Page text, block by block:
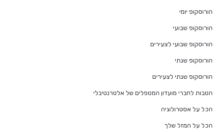
הורוסקופ יומי
הורוסקופ שבועי
הורוסקופ שבועי לצעירים
הורוסקופ שנתי
הורוסקופ שנתי לצעירים
הטבות לחברי מועדון המטפלים של אלטרנטיבלי
הכל על אסטרולוגיה
הכל על המזל שלך